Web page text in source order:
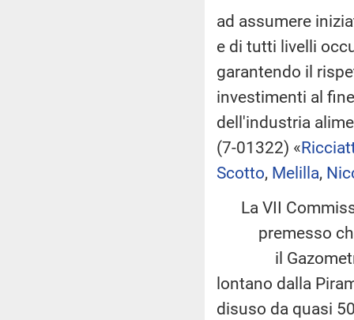
ad assumere
e di tutti livelli
garantendo il
investimenti al
dell'industria
(7-01322) «
Scotto, Melilla,
La VII
premesso
il Gazometro
lontano dalla
disuso da quasi